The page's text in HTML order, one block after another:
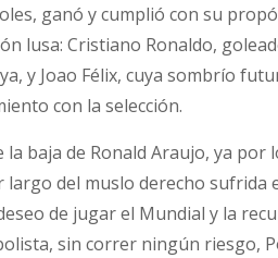
ganó y cumplió con su
lusa: Cristiano Ronaldo,
y Joao Félix, cuya sombrío
con la selección.
baja de Ronald Araujo, ya por
del muslo derecho sufrida
de jugar el Mundial y la
sin correr ningún riesgo,